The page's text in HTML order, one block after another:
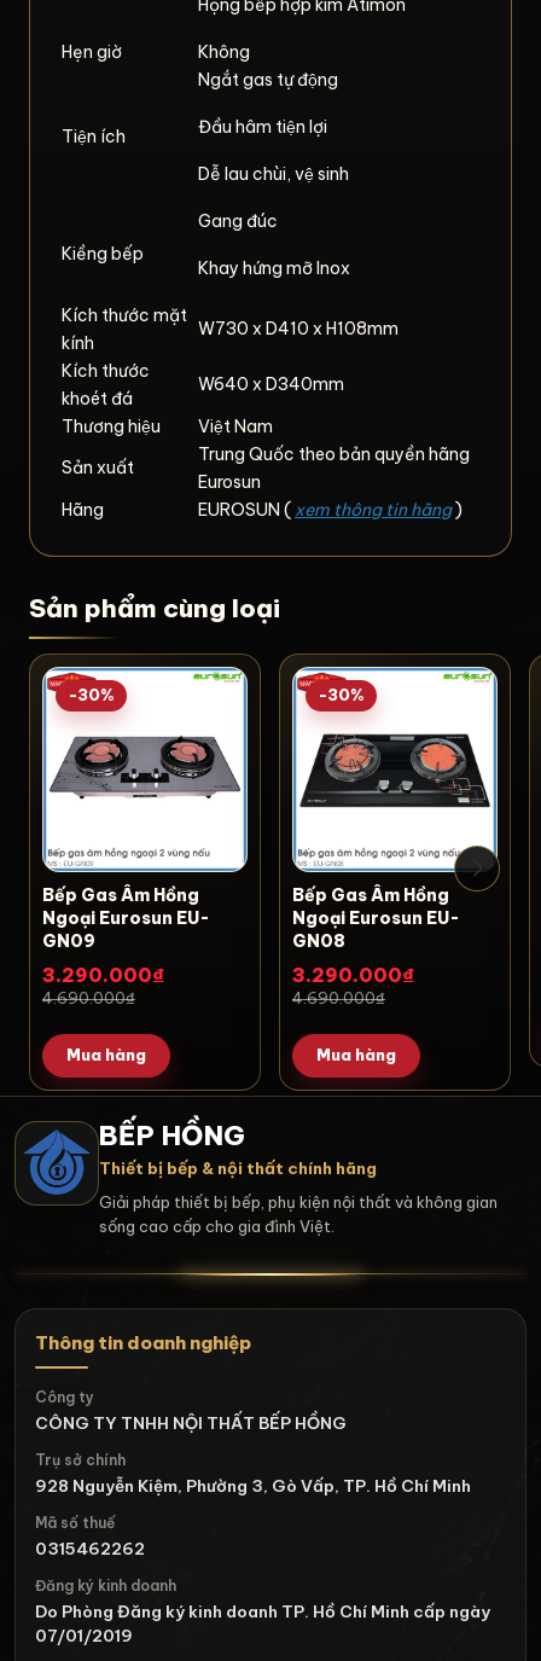
Hẹn giờ Không
Tiện ích
Ngắt gas tự động
Đầu hâm tiện lợi
Dễ lau chùi, vệ sinh
Kiềng bếp
Gang đúc
Khay hứng mỡ Inox
Kích thước mặt
kính
W730 x D410 x H108mm
Kích thước
khoét đá
W640 x D340mm
Thương hiệu
Việt Nam
Sản xuất
Trung Quốc theo bản quyền hãng
Eurosun
Hãng
EUROSUN ( xem thông tin hãng)
Sản phẩm cùng loại
-30%
Bếp Gas Âm Hồng
Ngoại Eurosun EU-
GN09
3.290.000₫
4.690.000₫
Mua hàng
-30%
Bếp Gas Âm Hồng
Ngoại Eurosun EU-
GN08
3.290.000₫
4.690.000₫
Mua hàng
BẾP HỒNG
Thiết bị bếp & nội thất chính hãng
Giải pháp thiết bị bếp, phụ kiện nội thất và không gian
sống cao cấp cho gia đình Việt.
Thông tin doanh nghiệp
Công ty
CÔNG TY TNHH NỘI THẤT BẾP HỒNG
Trụ sở chính
928 Nguyễn Kiệm, Phường 3, Gò Vấp, TP. Hồ Chí Minh
Mã số thuế
0315462262
Đăng ký kinh doanh
Do Phòng Đăng ký kinh doanh TP. Hồ Chí Minh cấp ngày
07/01/2019